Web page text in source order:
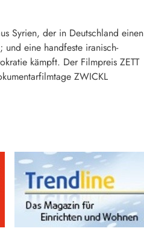
Syrien, der in Deutschland einen
eine handfeste iranisch-
kämpft. Der Filmpreis ZETT
ZWICKL